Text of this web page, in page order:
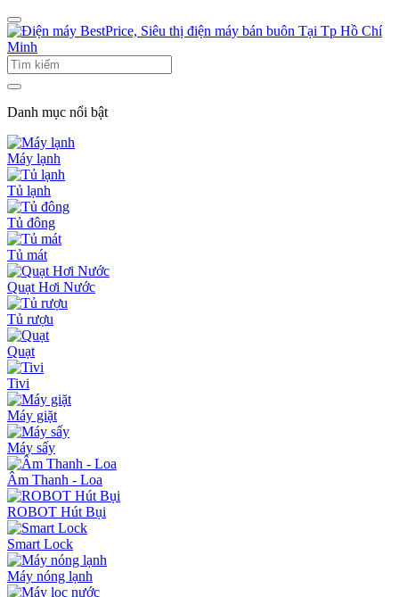
Danh mục nổi bật
Máy lạnh
Tủ lạnh
Tủ đông
Tủ mát
Quạt Hơi Nước
Tủ rượu
Quạt
Tivi
Máy giặt
Máy sấy
Âm Thanh - Loa
ROBOT Hút Bụi
Smart Lock
Máy nóng lạnh